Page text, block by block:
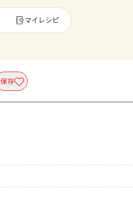
マイレシピ
保存